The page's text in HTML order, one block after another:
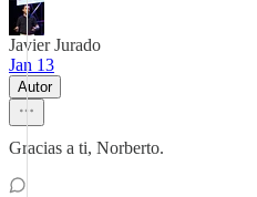
Javier Jurado
Jan 13
Autor
Gracias a ti, Norberto.